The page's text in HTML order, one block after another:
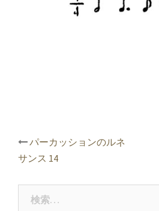
投
稿
ナ
パーカッションのルネ
サンス 14